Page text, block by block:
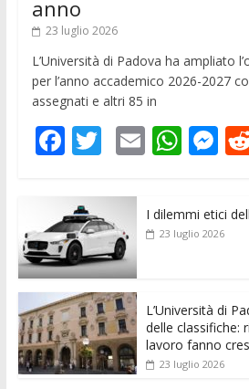
anno
23 luglio 2026
L’Università di Padova ha ampliato
per l’anno accademico 2026-2027
assegnati e altri 85 in
F
e
b
o
o
k
T
itt
er
E
ai
l
W
s
p
M
ss
e
er
I dilemmi etici
23 luglio 2026
L’Università di
delle classifiche:
lavoro fanno
23 luglio 2026